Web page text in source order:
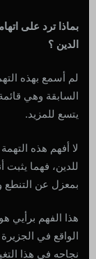
بماذا ترد على
الدين ؟
لم أسمع بهذه
السابقة وهي
يتسع للمزيد.
لا أفهم هذه
للدين، فهما يثبت
بمعزل عن التنطع
هذا الفهم برأيي
الواقع في
نجاحه في هذا